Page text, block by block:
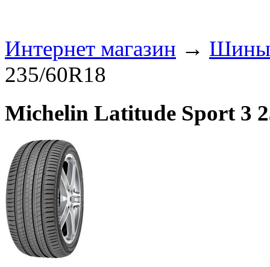
Интернет магазин → Шины
235/60R18
Michelin Latitude Sport 3